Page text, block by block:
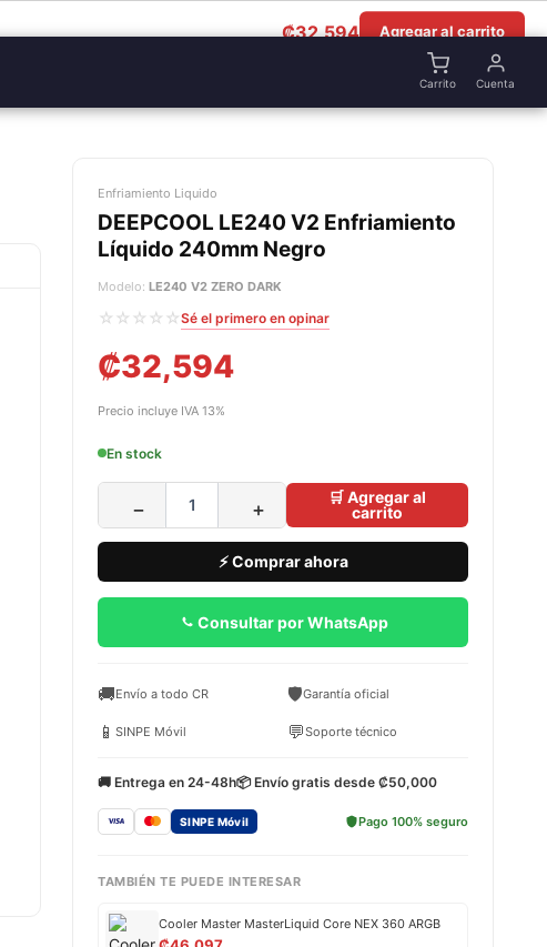
Carrito Cuenta
₡32,594 Agregar al carrito
Enfriamiento Liquido
DEEPCOOL LE240 V2 Enfriamiento
Líquido 240mm Negro
Modelo: LE240 V2 ZERO DARK
☆☆☆☆☆Sé el primero en opinar
₡32,594
Precio incluye IVA 13%
En stock
− +
🛒 Agregar al
carrito
⚡ Comprar ahora
Consultar por WhatsApp
🚚Envío a todo CR 🛡️Garantía oficial
📱 SINPE Móvil 💬Soporte técnico
🚚 Entrega en 24-48h📦 Envío gratis desde ₡50,000
SINPE Móvil Pago 100% seguro
TAMBIÉN TE PUEDE INTERESAR
Cooler Master MasterLiquid Core NEX 360 ARGB